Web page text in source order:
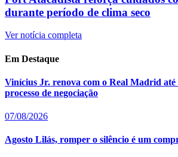
durante período de clima seco
Ver notícia completa
Em Destaque
Vinícius Jr. renova com o Real Madrid até
processo de negociação
07/08/2026
Agosto Lilás, romper o silêncio é um